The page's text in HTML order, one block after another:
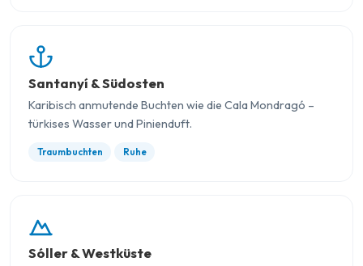
Santanyí & Südosten
Karibisch anmutende Buchten wie die Cala Mondragó –
türkises Wasser und Pinienduft.
Traumbuchten Ruhe
Sóller & Westküste